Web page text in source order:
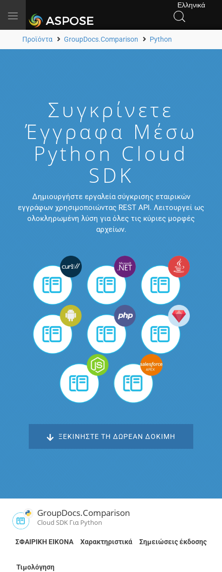
Toggle
navigation
Ελληνικά
Προϊόντα GroupDocs.Comparison Python
Συγκρίνετε
Έγγραφα Μέσω
Python Cloud
SDK
Δημιουργήστε εργαλεία σύγκρισης εταιρικών
εγγράφων χρησιμοποιώντας REST API. Λειτουργεί ως
ολοκληρωμένη λύση για όλες τις κύριες μορφές
αρχείων.‎
ΞΕΚΙΝΉΣΤΕ ΤΗ ΔΩΡΕΆΝ ΔΟΚΙΜΉ
GroupDocs.Comparison
Cloud SDK Για Python
ΣΦΑΙΡΙΚΗ ΕΙΚΟΝΑ Χαρακτηριστικά Σημειώσεις έκδοσης
Τιμολόγηση